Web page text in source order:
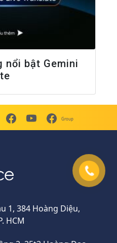
nổi bật Gemini
Group
1, 384 Hoàng Diệu,
HCM